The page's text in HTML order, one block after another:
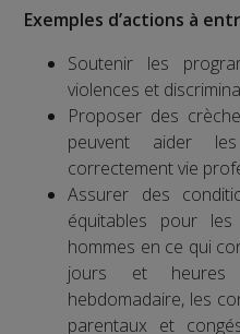
Exemples d’actions à
Soutenir les
violences et
Proposer des
peuvent aider
correctement vie
Assurer des
équitables pour
hommes en ce qui
jours et
hebdomadaire, les
parentaux et